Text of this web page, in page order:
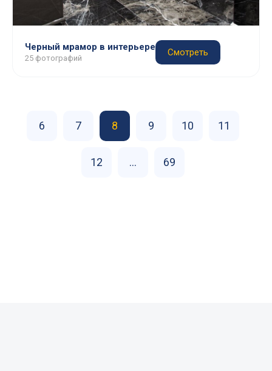
Черный мрамор в интерьере
25 фотографий
Смотреть
6 7 8 9 10 11
12 ... 69